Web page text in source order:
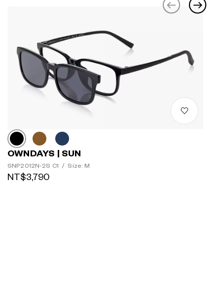
OWNDAYS | SUN
SNP2012N-2S C1 / Size: M
NT$3,790